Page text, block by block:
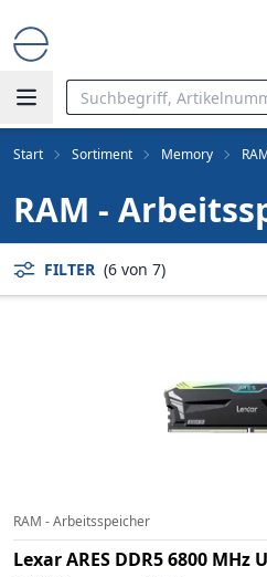
Start Sortiment Memory
RAM -
FILTER (6 von 7)
RAM - Arbeitsspeicher
Lexar ARES DDR5 6800 MHz